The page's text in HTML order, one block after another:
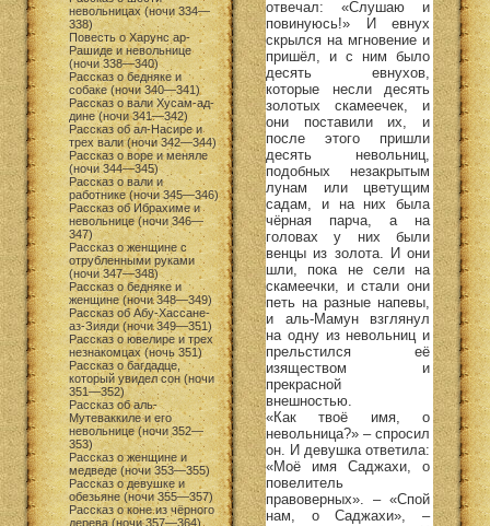
невольницах (ночи 334—
338)
Повесть о Харунс ар-
Рашиде и невольнице
(ночи 338—340)
Рассказ о бедняке и
собаке (ночи 340—341)
Рассказ о вали Хусам-ад-
дине (ночи 341—342)
Рассказ об ал-Насире и
трех вали (ночи 342—344)
Рассказ о воре и меняле
(ночи 344—345)
Рассказ о вали и
работнике (ночи 345—346)
Рассказ об Ибрахиме и
невольнице (ночи 346—
347)
Рассказ о женщине с
отрубленными руками
(ночи 347—348)
Рассказ о бедняке и
женщине (ночи 348—349)
Рассказ об Абу-Хассане-
аз-Зияди (ночи 349—351)
Рассказ о ювелире и трех
незнакомцах (ночь 351)
Рассказ о багдадце,
который увидел сон (ночи
351—352)
Рассказ об аль-
Мутеваккиле и его
невольнице (ночи 352—
353)
Рассказ о женщине и
медведе (ночи 353—355)
Рассказ о девушке и
обезьяне (ночи 355—357)
Рассказ о коне из чёрного
дерева (ночи 357—364)
отвечал: «Слушаю и
повинуюсь!» И евнух
скрылся на мгновение и
пришёл, и с ним было
десять евнухов,
которые несли десять
золотых скамеечек, и
они поставили их, и
после этого пришли
десять невольниц,
подобных незакрытым
лунам или цветущим
садам, и на них была
чёрная парча, а на
головах у них были
венцы из золота. И они
шли, пока не сели на
скамеечки, и стали они
петь на разные напевы,
и аль-Мамун взглянул
на одну из невольниц и
прельстился её
изяществом и
прекрасной
внешностью.
«Как твоё имя, о
невольница?» – спросил
он. И девушка ответила:
«Моё имя Саджахи, о
повелитель
правоверных». – «Спой
нам, о Саджахи», –